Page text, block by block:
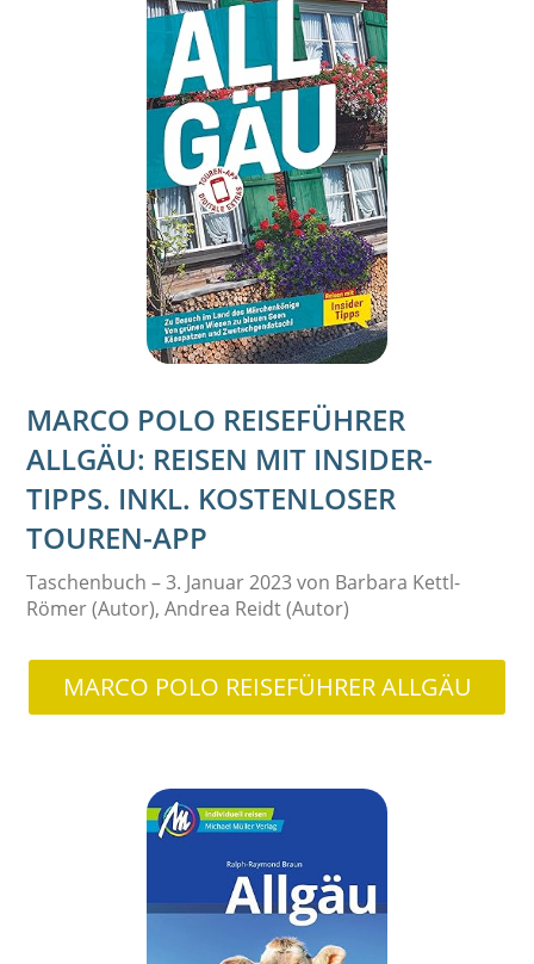
MARCO POLO REISEFÜHRER
ALLGÄU: REISEN MIT INSIDER-
TIPPS. INKL. KOSTENLOSER
TOUREN-APP
Taschenbuch – 3. Januar 2023 von Barbara Kettl-
Römer (Autor), Andrea Reidt (Autor)
MARCO POLO REISEFÜHRER ALLGÄU